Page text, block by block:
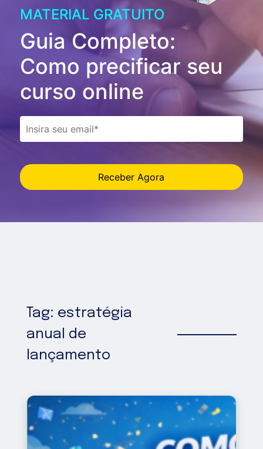
MATERIAL GRATUITO
Guia Completo:
Como precificar seu
curso online
Receber Agora
Tag: estratégia
anual de
lançamento